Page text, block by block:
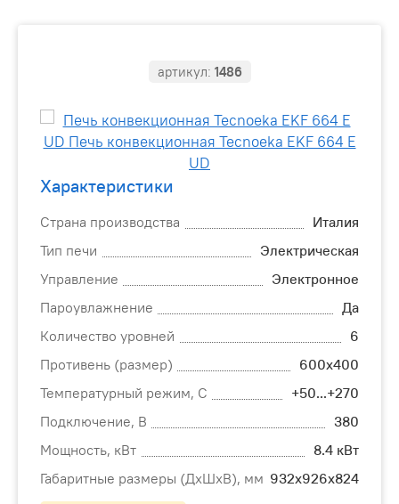
артикул: 1486
Характеристики
Страна производства
Италия
Тип печи
Электрическая
Управление
Электронное
Пароувлажнение
Да
Количество уровней
6
Противень (размер)
600х400
Температурный режим, С
+50...+270
Подключение, В
380
Мощность, кВт
8.4 кВт
Габаритные размеры (ДхШхВ), мм 932х926х824